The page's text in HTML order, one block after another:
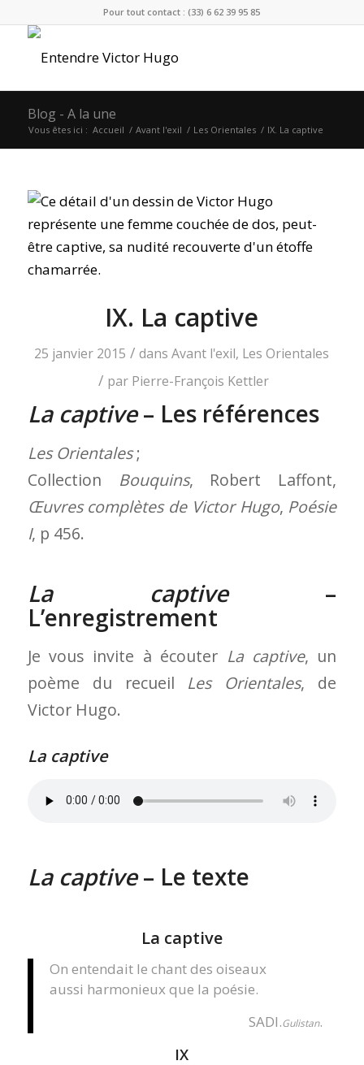
Pour tout contact : (33) 6 62 39 95 85
Blog - A la une
Vous êtes ici : Accueil / Avant l'exil / Les Orientales / IX. La captive
IX. La captive
25 janvier 2015 / dansAvant l'exil, Les Orientales
/ par Pierre-François Kettler
La captive– Les références
Les Orientales;
Collection Bouquins, Robert Laffont,
Œuvres complètes de Victor Hugo, Poésie
I, p 456.
La captive–
L’enregistrement
Je vous invite à écouter La captive, un
poème du recueil Les Orientales, de
Victor Hugo.
La captive
La captive– Le texte
La captive
On entendait le chant des oiseaux
aussi harmonieux que la poésie.
SADI.Gulistan.
IX